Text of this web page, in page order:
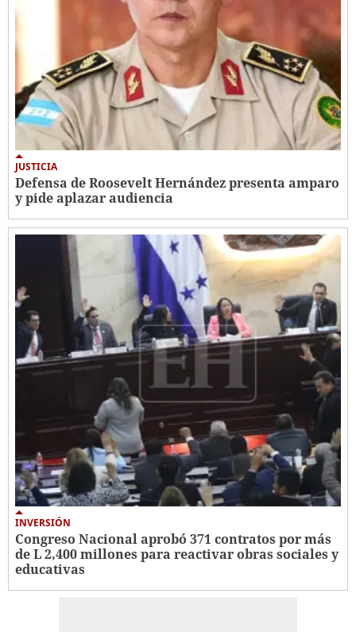
JUSTICIA
Defensa de Roosevelt Hernández presenta amparo
y pide aplazar audiencia
INVERSIÓN
Congreso Nacional aprobó 371 contratos por más
de L 2,400 millones para reactivar obras sociales y
educativas